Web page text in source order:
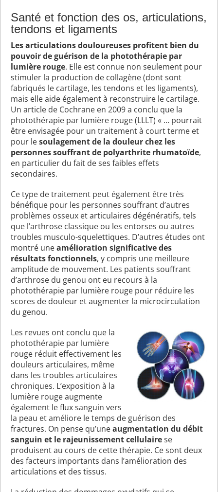
Santé et fonction des os, articulations,
tendons et ligaments
Les articulations douloureuses profitent bien du
pouvoir de guérison de la photothérapie par
lumière rouge. Elle est connue non seulement pour
stimuler la production de collagène (dont sont
fabriqués le cartilage, les tendons et les ligaments),
mais elle aide également à reconstruire le cartilage.
Un article de Cochrane en 2009 a conclu que la
photothérapie par lumière rouge (LLLT) « … pourrait
être envisagée pour un traitement à court terme et
pour lesoulagement de la douleur chez les
personnes souffrant de polyarthrite rhumatoïde,
en particulier du fait de ses faibles effets
secondaires.
Ce type de traitement peut également être très
bénéfique pour les personnes souffrant d’autres
problèmes osseux et articulaires dégénératifs, tels
que l’arthrose classique ou les entorses ou autres
troubles musculo-squelettiques. D’autres études ont
montré uneamélioration significative des
résultats fonctionnels, y compris une meilleure
amplitude de mouvement. Les patients souffrant
d’arthrose du genou ont eu recours à la
photothérapie par lumière rouge pour réduire les
scores de douleur et augmenter la microcirculation
du genou.
Les revues ont conclu que la
photothérapie par lumière
rouge réduit effectivement les
douleurs articulaires, même
dans les troubles articulaires
chroniques. L’exposition à la
lumière rouge augmente
également le flux sanguin vers
la peau et améliore le temps de guérison des
fractures. On pense qu’uneaugmentation du débit
sanguin et le rajeunissement cellulairese
produisent au cours de cette thérapie. Ce sont deux
des facteurs importants dans l’amélioration des
articulations et des tissus.